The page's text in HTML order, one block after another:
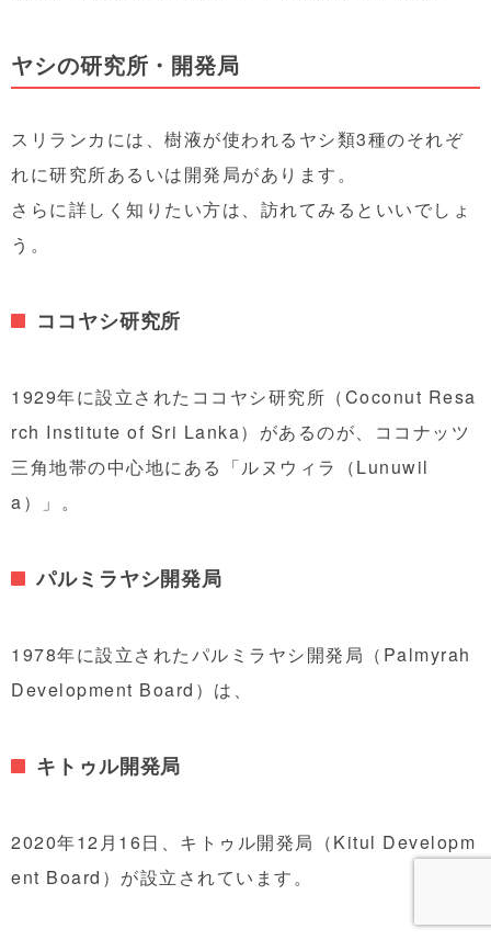
ヤシの研究所・開発局
スリランカには、樹液が使われるヤシ類3種のそれぞ
れに研究所あるいは開発局があります。
さらに詳しく知りたい方は、訪れてみるといいでしょ
う。
ココヤシ研究所
1929年に設立されたココヤシ研究所（Coconut Resa
rch Institute of Sri Lanka）があるのが、ココナッツ
三角地帯の中心地にある「ルヌウィラ（Lunuwil
a）」。
パルミラヤシ開発局
1978年に設立されたパルミラヤシ開発局（Palmyrah
Development Board）は、
キトゥル開発局
2020年12月16日、キトゥル開発局（Kitul Developm
ent Board）が設立されています。